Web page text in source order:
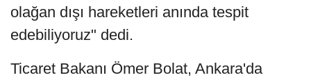
olağan dışı hareketleri anında tespit
edebiliyoruz" dedi.
Ticaret Bakanı Ömer Bolat, Ankara'da